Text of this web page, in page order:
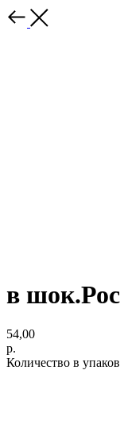
в
54,00
р.
Количество в